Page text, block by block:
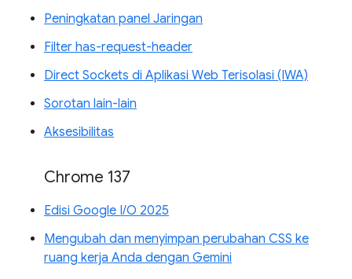
Peningkatan panel Jaringan
Filter has-request-header
Direct Sockets di Aplikasi Web Terisolasi (IWA)
Sorotan lain-lain
Aksesibilitas
Chrome 137
Edisi Google I/O 2025
Mengubah dan menyimpan perubahan CSS ke
ruang kerja Anda dengan Gemini